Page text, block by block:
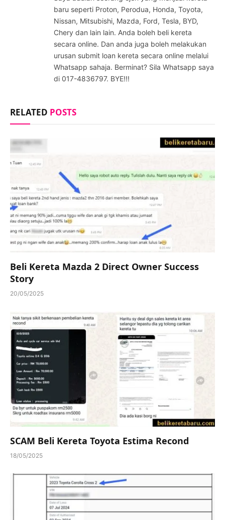
baru seperti Proton, Perodua, Honda, Toyota,
Nissan, Mitsubishi, Mazda, Ford, Tesla, BYD,
Chery dan lain lain. Anda boleh beli kereta
secara online. Dan anda juga boleh melakukan
urusan submit loan kereta secara online melalui
Whatsapp sahaja. Berminat? Sila Whatsapp saya
di 017-4836797. BYE!!!
RELATED POSTS
Beli Kereta Mazda 2 Direct Owner Success
Story
20/05/2025
SCAM Beli Kereta Toyota Estima Recond
18/05/2025